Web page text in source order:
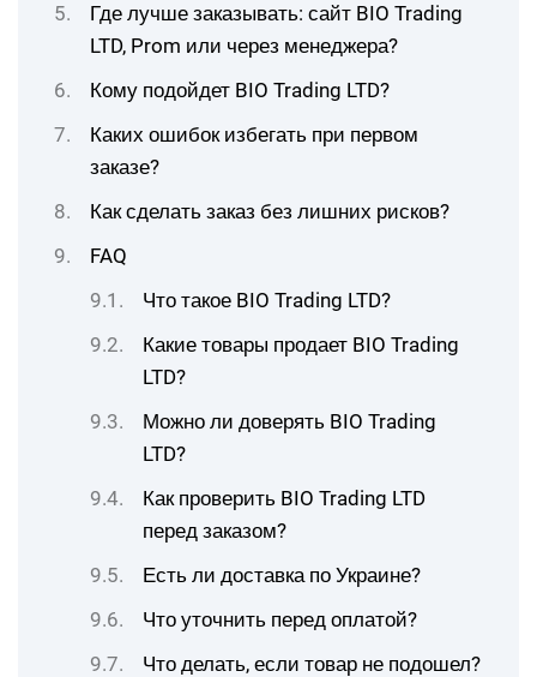
Где лучше заказывать: сайт BIO Trading
LTD, Prom или через менеджера?
Кому подойдет BIO Trading LTD?
Каких ошибок избегать при первом
заказе?
Как сделать заказ без лишних рисков?
FAQ
Что такое BIO Trading LTD?
Какие товары продает BIO Trading
LTD?
Можно ли доверять BIO Trading
LTD?
Как проверить BIO Trading LTD
перед заказом?
Есть ли доставка по Украине?
Что уточнить перед оплатой?
Что делать, если товар не подошел?